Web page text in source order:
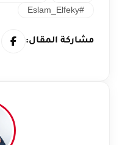
#Eslam_Elfeky
مشاركة المقال: